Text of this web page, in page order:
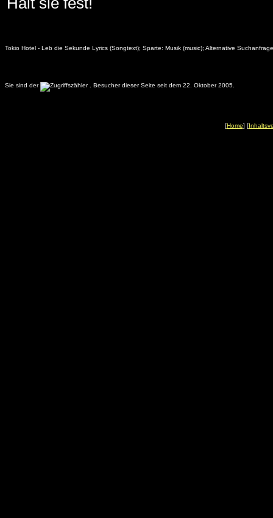
Tokio Hotel - Leb die Sekunde Lyrics (Songtext); Sparte: Musik (music); Alternative
Sie sind der . Besucher dieser Seite seit dem 22. Oktober 2005.
[Home] [